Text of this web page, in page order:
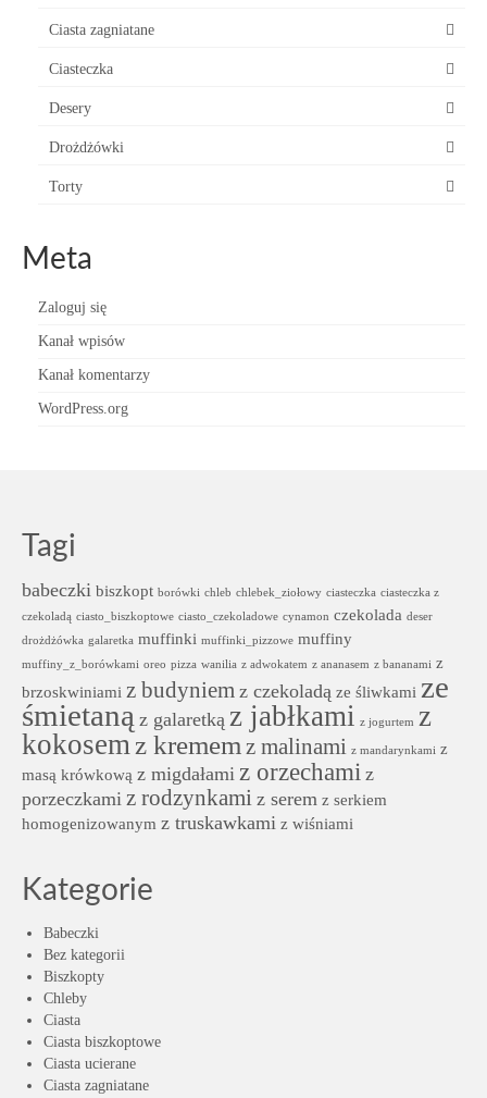
Ciasta zagniatane
Ciasteczka
Desery
Drożdżówki
Torty
Meta
Zaloguj się
Kanał wpisów
Kanał komentarzy
WordPress.org
Tagi
babeczki biszkopt borówki chleb chlebek_ziołowy ciasteczka ciasteczka z
czekoladą ciasto_biszkoptowe ciasto_czekoladowe cynamon czekolada deser
drożdżówka galaretka muffinki muffinki_pizzowe muffiny
muffiny_z_borówkami oreo pizza wanilia z adwokatem z ananasem z bananami z
brzoskwiniami z budyniem z czekoladą ze śliwkami ze
śmietaną z galaretką z jabłkami z jogurtem z
kokosemz kremem z malinami z mandarynkami z
masą krówkową z migdałami z orzechami z
porzeczkami z rodzynkami z serem z serkiem
homogenizowanym z truskawkami z wiśniami
Kategorie
Babeczki
Bez kategorii
Biszkopty
Chleby
Ciasta
Ciasta biszkoptowe
Ciasta ucierane
Ciasta zagniatane